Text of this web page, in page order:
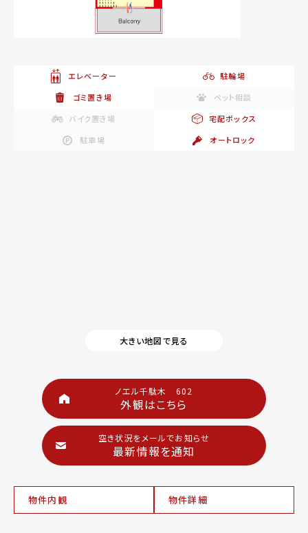
エレベーター
駐輪場
ゴミ置き場
ペット相談
バイク置き場
宅配ボックス
駐車場
オートロック
大きい地図で見る
ノエル千駄木 602
外観はこちら
空き状況をメールでお知らせ
最新情報を通知
物件内観 物件詳細